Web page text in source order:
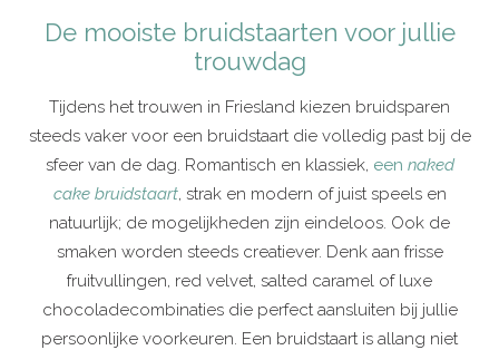
De mooiste bruidstaarten voor jullie
trouwdag
Tijdens het trouwen in Friesland kiezen bruidsparen
steeds vaker voor een bruidstaart die volledig past bij de
sfeer van de dag. Romantisch en klassiek, een naked
cake bruidstaart, strak en modern of juist speels en
natuurlijk; de mogelijkheden zijn eindeloos. Ook de
smaken worden steeds creatiever. Denk aan frisse
fruitvullingen, red velvet, salted caramel of luxe
chocoladecombinaties die perfect aansluiten bij jullie
persoonlijke voorkeuren. Een bruidstaart is allang niet